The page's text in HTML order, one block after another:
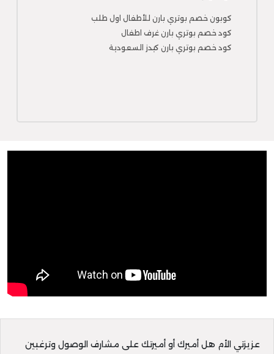
كوبون خصم بوتري بارن للأطفال اول طلب
كود خصم بوتري بارن غرف اطفال
كود خصم بوتري بارن كيدز السعودية
عزيزتي الأم هل أميرك أو أميرتك على مشارف الوصول وترغبين